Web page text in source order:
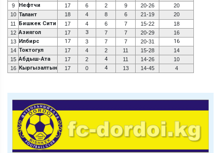
9 Нефтчи 17 6 2 9 20-26
20
10 Талант 18 4 8 6 21-19
20
11
Бишкек Сити 17 4 6 7 15-22
18
12 Азиягол 17 3 7 7 20-29
16
13 Илбирс 17 3 7 7 20-31 16
14 Токтогул 17 4 2 11 15-28
14
15 Абдыш-Ата 17 2 4 11 14-26
10
16 Кыргызалтын 17 0 4 13 14-45 4